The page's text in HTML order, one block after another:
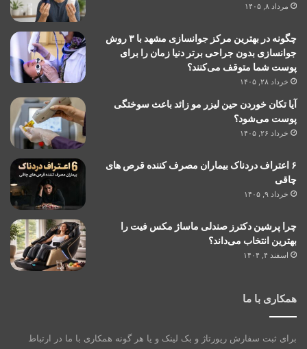
مرداد ۸, ۱۴۰۵
چگونه در بهترین مرکز جوانسازی مشهد با ۳ روش
جوانسازی بدون جراحی برتر دنیا زمان را برای
پوست شما متوقف می‌کنند؟
خرداد ۲۸, ۱۴۰۵
آیا تکان خوردن حین لیزر مو زائد باعث سوختگی
پوست می‌شود؟
خرداد ۲۶, ۱۴۰۵
۶ اعتراف دردناک بیماران مصرف کننده قرص های
چاقی
خرداد ۹, ۱۴۰۵
چرا پرشین دکترز صندلی ماساژ مکس فیت را
بهترین انتخاب می‌داند؟
اسفند ۴, ۱۴۰۴
همکاری با ما
برای ثبت سفارش رپورتاژ و بک لینک و یا هر گونه همکاری با ما در ارتباط